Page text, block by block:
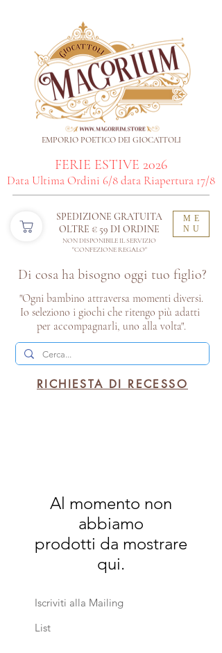
ME
NU
Di cosa ha bisogno oggi tuo figlio?
SPEDIZIONE GRATUITA
OLTRE € 59 DI ORDINE​
NON DISPONIBILE IL SERVIZIO
"CONFEZIONE REGALO"
"Ogni bambino attraversa momenti diversi.
Io seleziono i giochi che ritengo più adatti
per accompagnarli, uno alla volta".
EMPORIO POETICO DEI GIOCATTOLI
RICHIESTA DI RECESSO
FERIE ESTIVE 2026
Data Ultima Ordini 6/8 data Riapertura 17/8
Al momento non
abbiamo
prodotti da mostrare
qui.
Iscriviti alla Mailing
List